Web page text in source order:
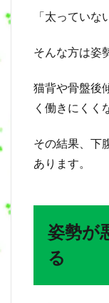
崩
で
お
み
の
方
「太っていな
そんな方は姿
猫背や骨盤後
く働きにくく
その結果、下
あります。
姿勢が
る